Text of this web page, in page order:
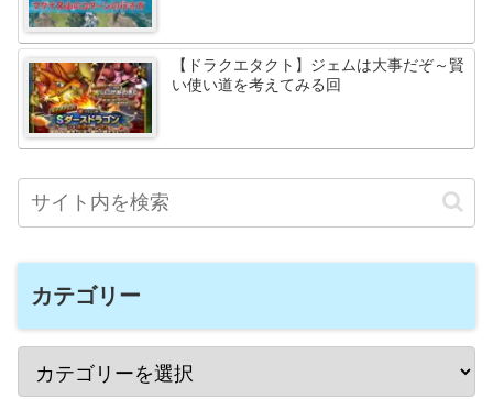
【ドラクエタクト】ジェムは大事だぞ～賢
い使い道を考えてみる回
カテゴリー